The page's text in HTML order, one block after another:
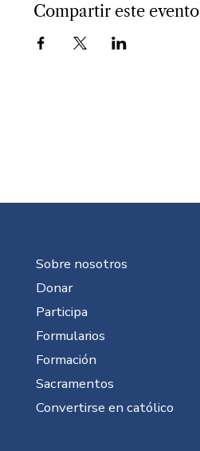
Compartir este evento
Sobre nosotros
Donar
Participa
Formularios
Formación
Sacramentos
Convertirse en católico